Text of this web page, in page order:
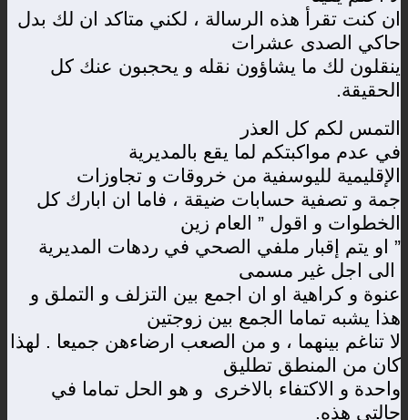
ان كنت تقرأ هذه الرسالة ، لكني متاكد ان لك بدل
حاكي الصدى عشرات
ينقلون لك ما يشاؤون نقله و يحجبون عنك كل
الحقيقة.
التمس لكم كل العذر
في عدم مواكبتكم لما يقع بالمديرية
الإقليمية لليوسفية من خروقات و تجاوزات
جمة و تصفية حسابات ضيقة ، فاما ان ابارك كل
الخطوات و اقول ” العام زين
” او يتم إقبار ملفي الصحي في ردهات المديرية
الى اجل غير مسمى
عنوة و كراهية او ان اجمع بين التزلف و التملق و
هذا يشبه تماما الجمع بين زوجتين
لا تناغم بينهما ، و من الصعب ارضاءهن جميعا . لهذا
كان من المنطق تطليق
واحدة و الاكتفاء بالاخرى و هو الحل تماما في
حالتي هذه.